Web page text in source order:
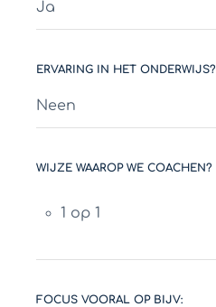
Ja
ERVARING IN HET ONDERWIJS?
Neen
WIJZE WAAROP WE COACHEN?
1 op 1
FOCUS VOORAL OP BIJV: